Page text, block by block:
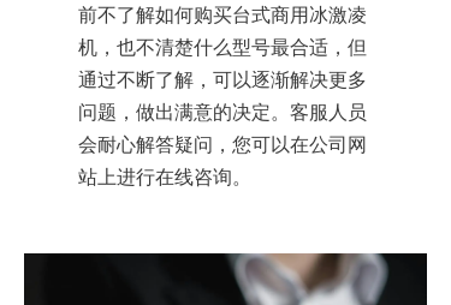
前不了解如何购买台式商用冰激凌
机，也不清楚什么型号最合适，但
通过不断了解，可以逐渐解决更多
问题，做出满意的决定。客服人员
会耐心解答疑问，您可以在公司网
站上进行在线咨询。